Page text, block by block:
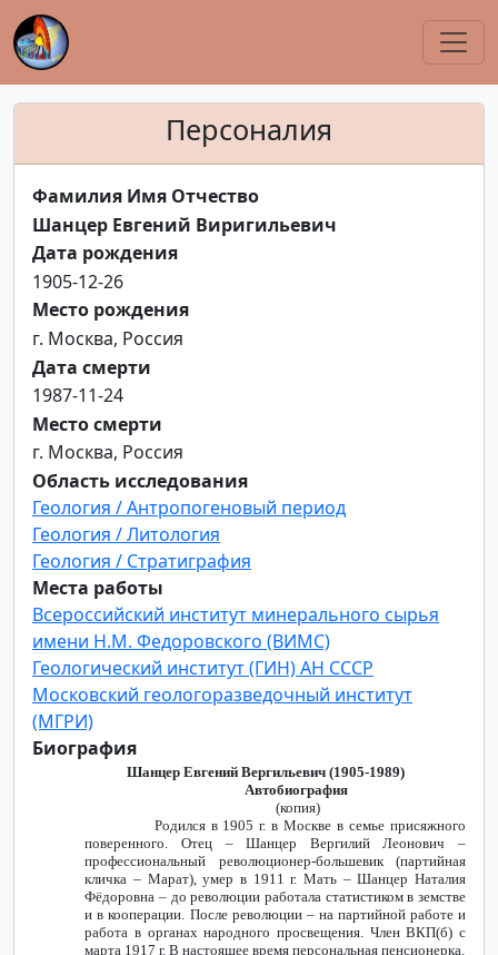
Персоналия
Фамилия Имя Отчество
Шанцер Евгений Виригильевич
Дата рождения
1905-12-26
Место рождения
г. Москва, Россия
Дата смерти
1987-11-24
Место смерти
г. Москва, Россия
Область исследования
Геология / Антропогеновый период
Геология / Литология
Геология / Стратиграфия
Места работы
Всероссийский институт минерального сырья
имени Н.М. Федоровского (ВИМС)
Геологический институт (ГИН) АН СССР
Московский геологоразведочный институт
(МГРИ)
Биография
Шанцер Евгений Вергильевич (1905-1989)
Автобиография
(копия)
Родился в 1905 г. в Москве в семье присяжного
поверенного. Отец – Шанцер Вергилий Леонович –
профессиональный революционер-большевик (партийная
кличка – Марат), умер в 1911 г. Мать – Шанцер Наталия
Фёдоровна – до революции работала статистиком в земстве
и в кооперации. После революции – на партийной работе и
работа в органах народного просвещения. Член ВКП(б) с
марта 1917 г. В настоящее время персональная пенсионерка.